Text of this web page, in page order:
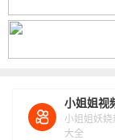
小姐姐视
小姐姐妖娆
大全